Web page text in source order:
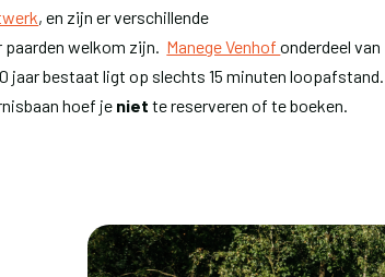
, en zijn er verschillende
paarden welkom zijn. Manege Venhofonderdeel van
jaar bestaat ligt op slechts 15 minuten loopafstand.
hoef je niet te reserveren of te boeken.